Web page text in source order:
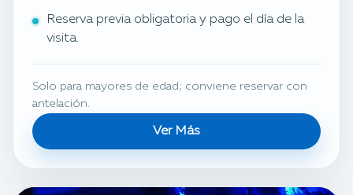
Reserva previa obligatoria y pago el día de la
visita.
Solo para mayores de edad; conviene reservar con
antelación.
Ver Más